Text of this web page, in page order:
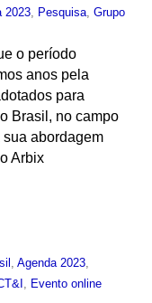
2023 Pesquisa ,Grupo
o período
anos pela
para
Brasil, no campo
abordagem
Arbix
,Agenda 2023
Evento online